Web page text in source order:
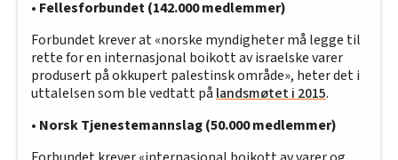
• Fellesforbundet (142.000 medlemmer)
Forbundet krever at «norske myndigheter må legge til
rette for en internasjonal boikott av israelske varer
produsert på okkupert palestinsk område», heter det i
uttalelsen som ble vedtatt pålandsmøtet i 2015.
• Norsk Tjenestemannslag (50.000 medlemmer)